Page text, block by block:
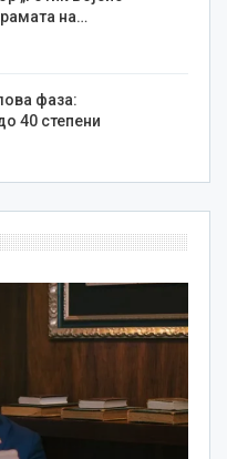
на…
фаза:
40 степени